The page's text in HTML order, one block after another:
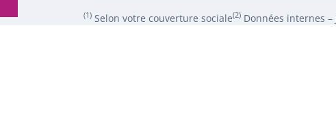
(1)Selon votre couverture sociale(2)Données internes –